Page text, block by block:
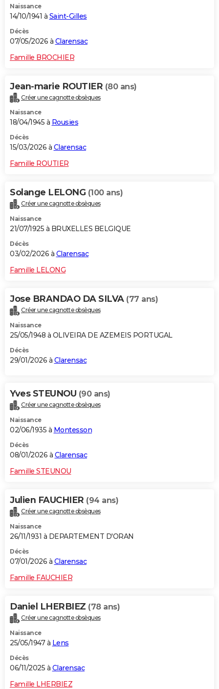
Naissance
14/10/1941 à Saint-Gilles
Décès
07/05/2026 à Clarensac
Famille BROCHIER
Jean-marie ROUTIER (80 ans)
Créer une cagnotte obsèques
Naissance
18/04/1945 à Rousies
Décès
15/03/2026 à Clarensac
Famille ROUTIER
Solange LELONG (100 ans)
Créer une cagnotte obsèques
Naissance
21/07/1925 à BRUXELLES BELGIQUE
Décès
03/02/2026 à Clarensac
Famille LELONG
Jose BRANDAO DA SILVA (77 ans)
Créer une cagnotte obsèques
Naissance
25/05/1948 à OLIVEIRA DE AZEMEIS PORTUGAL
Décès
29/01/2026 à Clarensac
Yves STEUNOU (90 ans)
Créer une cagnotte obsèques
Naissance
02/06/1935 à Montesson
Décès
08/01/2026 à Clarensac
Famille STEUNOU
Julien FAUCHIER (94 ans)
Créer une cagnotte obsèques
Naissance
26/11/1931 à DEPARTEMENT D'ORAN
Décès
07/01/2026 à Clarensac
Famille FAUCHIER
Daniel LHERBIEZ (78 ans)
Créer une cagnotte obsèques
Naissance
25/05/1947 à Lens
Décès
06/11/2025 à Clarensac
Famille LHERBIEZ